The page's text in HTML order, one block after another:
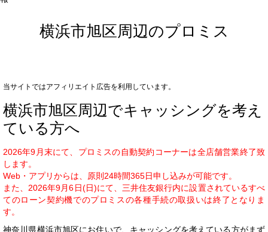
横浜市旭区周辺のプロミス
当サイトではアフィリエイト広告を利用しています。
横浜市旭区周辺でキャッシングを考え
ている方へ
2026年9月末にて、プロミスの自動契約コーナーは全店舗営業終了致
します。
Web・アプリからは、原則24時間365日申し込みが可能です。
また、2026年9月6日(日)にて、三井住友銀行内に設置されているすべ
てのローン契約機でのプロミスの各種手続の取扱いは終了となりま
す。
神奈川県横浜市旭区にお住いで、キャッシングを考えている方がまず